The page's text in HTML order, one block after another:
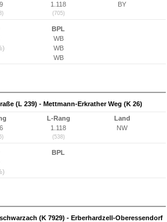
1.118
(705)
BY
BPL
WB
WB
WB
(L 239) - Mettmann-Erkrather Weg (K 26)
L-Rang
1.118
(538)
Land
NW
BPL
(K 7929) - Erberhardzell-Oberessendorf